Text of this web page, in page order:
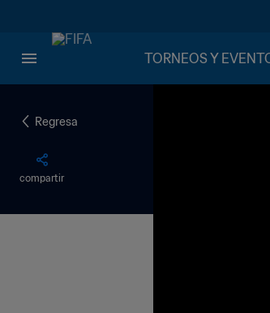
TORNEOS Y
Regresa
compartir